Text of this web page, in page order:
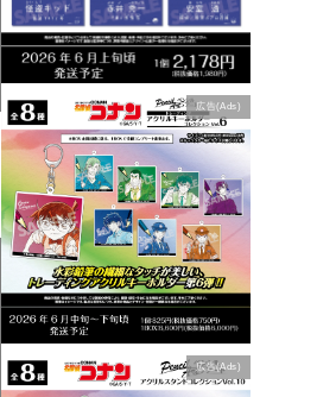
広告(Ads)
広告(Ads)